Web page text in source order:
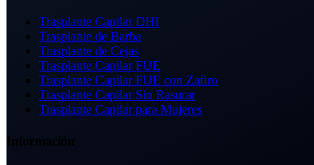
Trasplante Capilar DHI
Trasplante de Barba
Trasplante de Cejas
Trasplante Capilar FUE
Trasplante Capilar FUE con Zafiro
Trasplante Capilar Sin Rasurar
Trasplante Capilar para Mujeres
Información